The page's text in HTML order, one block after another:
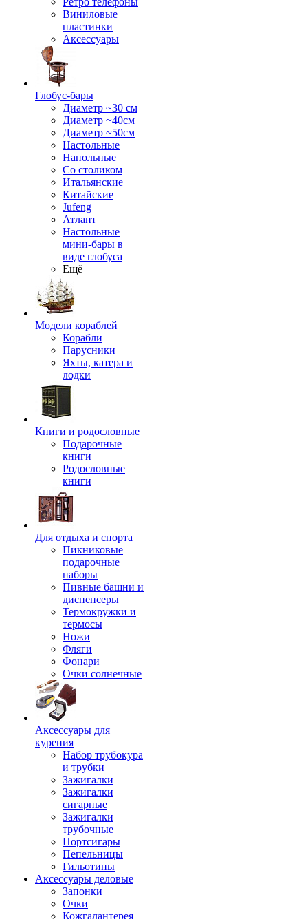
Виниловые
пластинки
Аксессуары
Глобус-бары
Диаметр ~30 см
Диаметр ~40см
Диаметр ~50см
Настольные
Напольные
Со столиком
Итальянские
Китайские
Jufeng
Атлант
Настольные
мини-бары в
виде глобуса
Ещё
Модели кораблей
Корабли
Парусники
Яхты, катера и
лодки
Книги и родословные
Подарочные
книги
Родословные
книги
Для отдыха и спорта
Пикниковые
подарочные
наборы
Пивные башни и
диспенсеры
Термокружки и
термосы
Ножи
Фляги
Фонари
Очки солнечные
Аксессуары для
курения
Набор трубокура
и трубки
Зажигалки
Зажигалки
сигарные
Зажигалки
трубочные
Портсигары
Пепельницы
Гильотины
Аксессуары деловые
Запонки
Очки
Кожгалантерея